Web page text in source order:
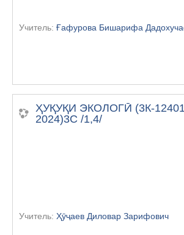
Учитель: Ғафурова Бишарифа
ҲУҚУҚИ ЭКОЛОГӢ (3К-
2024)3С /1,4/
Учитель: Ҳӯҷаев Диловар Зарифович